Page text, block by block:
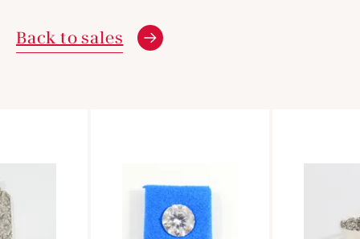
Back to sales